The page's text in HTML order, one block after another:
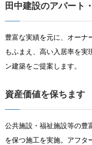
田中建設のアパート
豊富な実績を元に、オーナ
もふまえ、高い入居率を実
ン建築をご提案します。
資産価値を保ちます
公共施設・福祉施設等の豊
を保つ施工を実施。アフタ